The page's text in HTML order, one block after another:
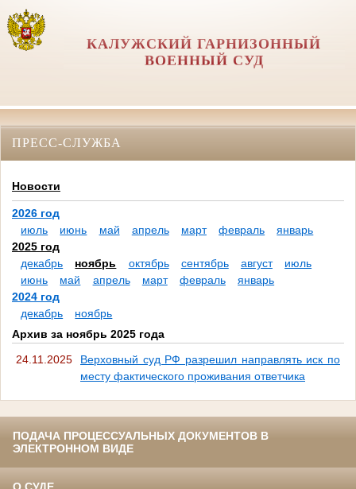
КАЛУЖСКИЙ ГАРНИЗОННЫЙ
ВОЕННЫЙ СУД
ПРЕСС-СЛУЖБА
Новости
2026 год
июль
июнь май апрель март февраль
январь
2025 год
декабрь
ноябрь октябрь сентябрь август
июль
июнь
май апрель март февраль
январь
2024 год
декабрь
ноябрь
Архив за ноябрь 2025 года
24.11.2025
Верховный суд РФ разрешил направлять иск по
месту фактического проживания ответчика
ПОДАЧА ПРОЦЕССУАЛЬНЫХ ДОКУМЕНТОВ В
ЭЛЕКТРОННОМ ВИДЕ